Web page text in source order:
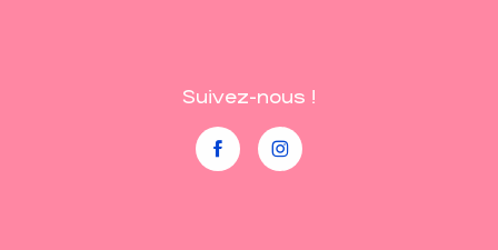
Suivez-nous !